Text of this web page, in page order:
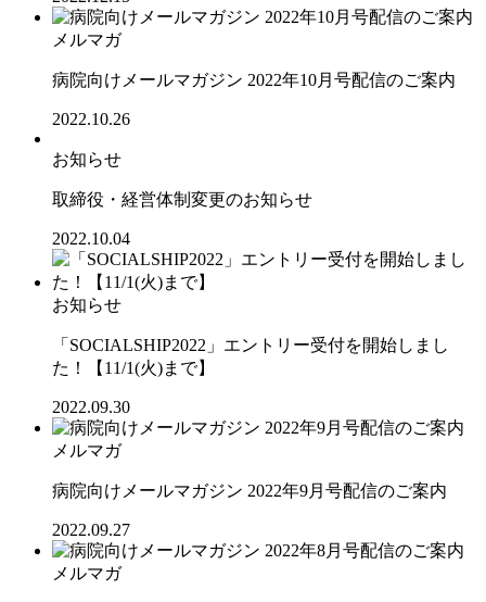
メルマガ
病院向けメールマガジン 2022年10月号配信のご案内
2022.10.26
お知らせ
取締役・経営体制変更のお知らせ
2022.10.04
お知らせ
「SOCIALSHIP2022」エントリー受付を開始しまし
た！【11/1(火)まで】
2022.09.30
メルマガ
病院向けメールマガジン 2022年9月号配信のご案内
2022.09.27
メルマガ